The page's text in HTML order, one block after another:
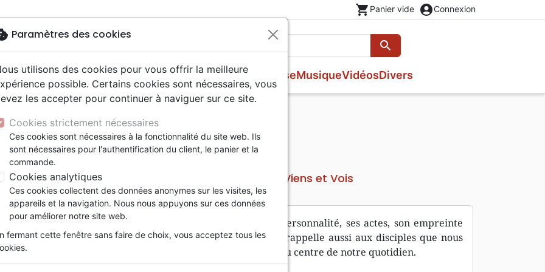
shopping_cart Panier vide account_circleConnexion
search
Rechercher
NouveautésBibles
courant
Français fondamental
Autres versions
Bibles d'étude
Bibles audio
Livres
sectes
adoration, louange
Famille, couple
Personne, santé
Ethique, société, politique
Religions
Jeunesse
ans
Adolescents, jeunes
Enseignement jeunesse
Musique
Noël, Musique de fête
Recueils et partitions
Vidéos
reportages
animés
Concerts, spectacles
Divers
Willow Tree
Objets cadeaux
Jeux
Fourres de Bible
CELEBRE INCONNU
JESUS ,CE CELEBRE INCONNU
Référence Viens et Vois
Description Détails du produit
Écrit dans un but d’évangélisation. Jésus, sa personnalité, ses actes, son empreinte
dans l’Histoire et dans les vies… Un livre qui rappelle aussi aux disciples que nous
sommes, qui est celui que nous devons placer au centre de notre quotidien.
Paramètres des cookies
utilisons des cookies pour vous offrir la meilleure
possible. Certains cookies sont nécessaires, vous
les accepter pour continuer à naviguer sur ce site.
Cookies strictement nécessaires
Ces cookies sont nécessaires à la fonctionnalité du site web. Ils
sont nécessaires pour l'authentification du client, le panier et la
commande.
Cookies analytiques
Ces cookies collectent des données anonymes sur les visites, les
appareils et la navigation. Nous nous appuyons sur ces données
pour améliorer notre site web.
fermant cette fenêtre sans faire de choix, vous acceptez tous les